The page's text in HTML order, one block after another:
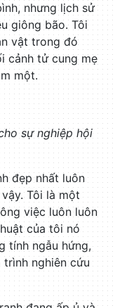
nhưng lịch sử
giông bão. Tôi
vật trong đó
cảnh tử cung mẹ
một.
sự nghiệp hội
đẹp nhất luôn
Tôi là một
việc luôn luôn
của tôi nó
tính ngẫu hứng,
nghiên cứu